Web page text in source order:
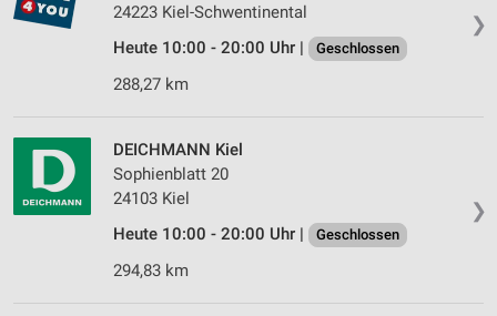
❯
24223 Kiel-Schwentinental
Heute 10:00 - 20:00 Uhr |
Geschlossen
288,27 km
❯
DEICHMANN Kiel
Sophienblatt 20
24103 Kiel
Heute 10:00 - 20:00 Uhr |
Geschlossen
294,83 km
Verwendung von Profilen zur Auswahl
personalisierter Inhalte
Messung der Werbeleistung
Messung der Performance von Inhalten
Analyse von Zielgruppen durch Statistiken oder
Kombinationen von Daten aus verschiedenen
Quellen
Entwicklung und Verbesserung der Angebote